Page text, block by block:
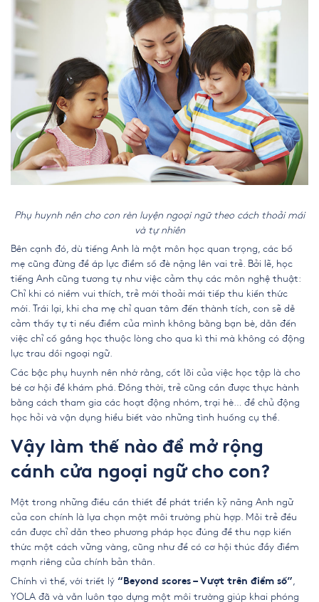
Phụ huynh nên cho con rèn luyện ngoại ngữ theo cách thoải mái
và tự nhiên
Bên cạnh đó, dù tiếng Anh là một môn học quan trọng, các bố
mẹ cũng đừng để áp lực điểm số đè nặng lên vai trẻ. Bởi lẽ, học
tiếng Anh cũng tương tự như việc cảm thụ các môn nghệ thuật:
Chỉ khi có niềm vui thích, trẻ mới thoải mái tiếp thu kiến thức
mới. Trái lại, khi cha mẹ chỉ quan tâm đến thành tích, con sẽ dễ
cảm thấy tự ti nếu điểm của mình không bằng bạn bè, dẫn đến
việc chỉ cố gắng học thuộc lòng cho qua kì thi mà không có động
lực trau dồi ngoại ngữ.
Các bậc phụ huynh nên nhớ rằng, cốt lõi của việc học tập là cho
bé cơ hội để khám phá. Đồng thời, trẻ cũng cần được thực hành
bằng cách tham gia các hoạt động nhóm, trại hè… để chủ động
học hỏi và vận dụng hiểu biết vào những tình huống cụ thể.
Vậy làm thế nào để mở rộng
cánh cửa ngoại ngữ cho con?
Một trong những điều cần thiết để phát triển kỹ năng Anh ngữ
của con chính là lựa chọn một môi trường phù hợp. Mỗi trẻ đều
cần được chỉ dẫn theo phương pháp học đúng để thu nạp kiến
thức một cách vững vàng, cũng như để có cơ hội thúc đẩy điểm
mạnh riêng của chính bản thân.
Chính vì thế, với triết lý “Beyond scores – Vượt trên điểm số”
YOLA đã và vẫn luôn tạo dựng một môi trường giúp khai phóng